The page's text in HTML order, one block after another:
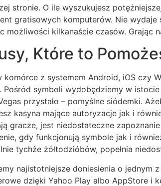
stronie. O ile wyszukujesz
gratisowych komputerów. Nie wydaje
możliwości kilkanaście czasów. Grając
Które to
komórce z systemem Android, iOS czy
Pośród symboli wydobędziemy w
przystało – pomyślne siódemki.
kasyna mające autoryzacje jak i
gracze, jest niedostateczne
gdy funkcjonują symbole jak i
tychże żółtodzióbów, popełnia
najistotniejsze doniesienia o
dzięki Yahoo Play albo AppStore i